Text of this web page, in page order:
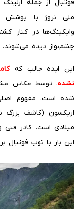
فوتبال از جمله
ملی نروژ با پوشش
وایکینگ‌ها در کنار
چشم‌نواز دیده می‌شوند.
این ایده جالب که
نشده، توسط عکاس
شده است. مفهوم اصلی
میلادی است. کادر فنی
این بار با توپ فوتبال